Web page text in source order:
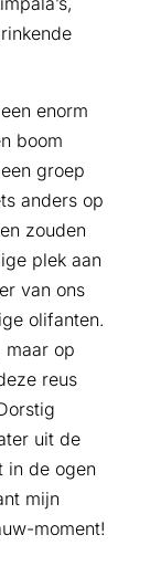
enorm
boom
groep
anders op
zouden
plek aan
van ons
olifanten.
maar op
reus
uit de
in de ogen
mijn
moment!